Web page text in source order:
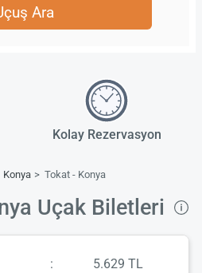
Ara
Kolay Rezervasyon
Konya Tokat - Konya
Uçak Biletleri
: 5.629 TL